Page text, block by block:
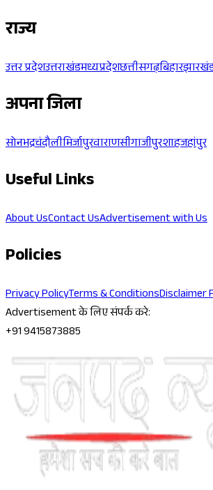
राज्य
उत्तर प्रदेशउत्तराखंडमध्यप्रदेशछत्तीसगढ़बिहार
अपना जिला
सोनभद्रचंदौलीमिर्जापुरवाराणसीगाजीपुरशाहजहांपुर
Useful Links
About UsContact UsAdvertisement with Us
Policies
Privacy PolicyTerms & ConditionsDisclaimer
Advertisement के लिए संपर्क करे:
+91 9415873885